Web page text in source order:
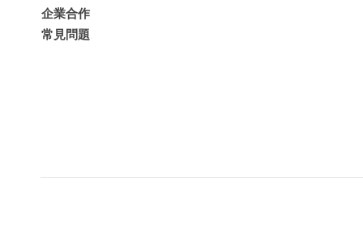
企業合作
常見問題